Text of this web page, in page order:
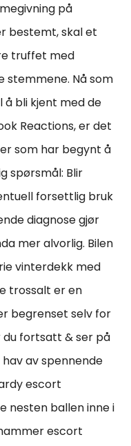
på
bestemt, skal et
truffet med
stemmene. Nå som
bli kjent med de
Reactions, er det
som har begynt å
spørsmål: Blir
forsettlig bruk
diagnose gjør
mer alvorlig. Bilen
vinterdekk med
trossalt er en
begrenset selv for
du fortsatt & ser på
av spennende
escort
nesten ballen inne i
escort